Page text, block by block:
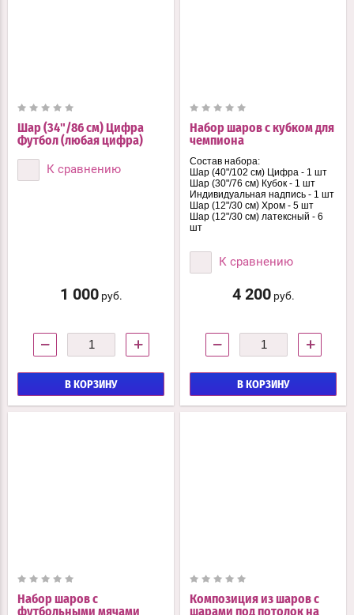
Шар (34"/86 см) Цифра
Футбол (любая цифра)
К сравнению
1 000руб.
− +
В КОРЗИНУ
Набор шаров с кубком для
чемпиона
Состав набора:
Шар (40"/102 см) Цифра - 1 шт
Шар (30"/76 см) Кубок - 1 шт
Индивидуальная надпись - 1 шт
Шар (12"/30 см) Хром - 5 шт
Шар (12"/30 см) латексный - 6
шт
К сравнению
4 200руб.
− +
В КОРЗИНУ
Набор шаров с
футбольными мячами
Композиция из шаров с
шарами под потолок на